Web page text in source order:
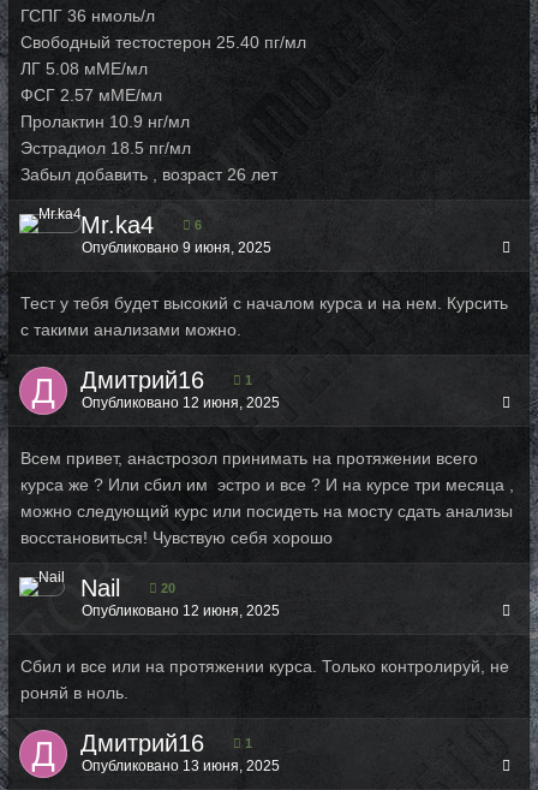
ГСПГ 36 нмоль/л
Свободный тестостерон 25.40 пг/мл
ЛГ 5.08 мМЕ/мл
ФСГ 2.57 мМЕ/мл
Пролактин 10.9 нг/мл
Эстрадиол 18.5 пг/мл
Забыл добавить , возраст 26 лет
Mr.ka4 6
Опубликовано 9 июня, 2025
Тест у тебя будет высокий с началом курса и на нем. Курсить
с такими анализами можно.
Дмитрий16 1
Опубликовано 12 июня, 2025
Всем привет, анастрозол принимать на протяжении всего
курса же ? Или сбил им эстро и все ? И на курсе три месяца ,
можно следующий курс или посидеть на мосту сдать анализы
восстановиться! Чувствую себя хорошо
Nail 20
Опубликовано 12 июня, 2025
Сбил и все или на протяжении курса. Только контролируй, не
роняй в ноль.
Дмитрий16 1
Опубликовано 13 июня, 2025